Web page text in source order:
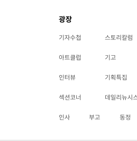
광장
기자수첩 스토리칼럼
아트클럽 기고
인터뷰 기획특집
섹션코너 데일리뉴시
인사 부고 동정